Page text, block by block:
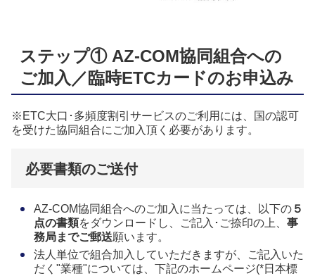
ステップ① AZ-COM協同組合への
ご加入／臨時ETCカードのお申込み
※ETC大口･多頻度割引サービスのご利用には、国の認可
を受けた協同組合にご加入頂く必要があります。
必要書類のご送付
AZ-COM協同組合へのご加入に当たっては、以下の ５
点の書類をダウンロードし、ご記入･ご捺印の上、 事
務局までご郵送願います。
法人単位で組合加入していただきますが、ご記入いた
だく"業種"については、下記のホームページ(*日本標